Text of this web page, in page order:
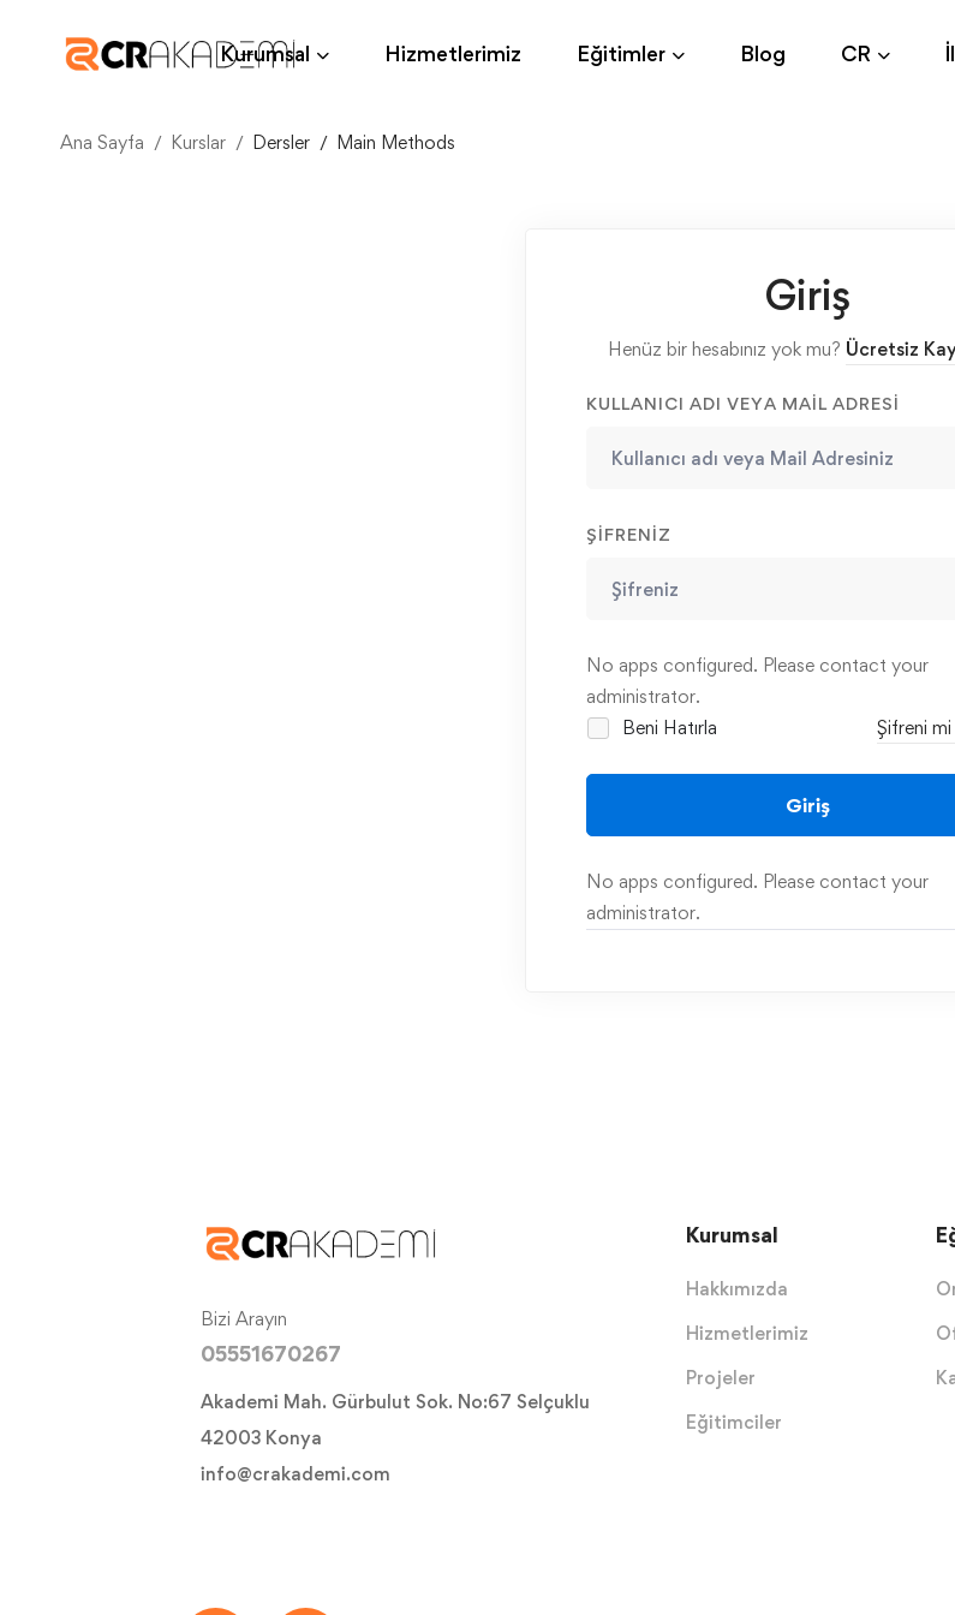
Kurumsal Hizmetlerimiz Eğitimler Blog CR
Ana Sayfa Kurslar Dersler Main Methods
Giriş
Henüz bir hesabınız yok mu? Ücretsiz
KULLANICI ADI VEYA MAIL ADRESI
ŞIFRENIZ
No apps configured. Please contact your
administrator.
Beni Hatırla
Şifreni
Giriş
No apps configured. Please contact your
administrator.
Bizi Arayın
05551670267
Akademi Mah. Gürbulut Sok. No:67 Selçuklu
42003 Konya
info@crakademi.com
Kurumsal
Hakkımızda
Hizmetlerimiz
Projeler
Eğitimciler